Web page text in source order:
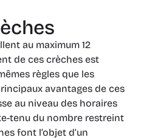
au maximum 12
de ces crèches est
règles que les
avantages de ces
au niveau des horaires
tenu du nombre restreint
font l’objet d’un